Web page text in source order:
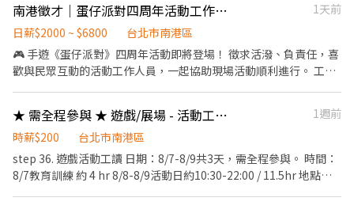
著輕薄、透氣且方便活動的短袖上衣。 • 下身請穿運動長褲或貼身
運動褲。 • 請自備毛巾、替換衣物及舒適球鞋。 應徵資料 • 身高
身照。 • 是否能接受悶熱環境及長時間穿著偶裝。
南港徵才｜蛋仔派對四周年活動工作人員】
1天前
日薪$2000 ~ $6800
台北市南港區
🎮 手遊《蛋仔派對》四周年活動即將登場！ 徵求活潑、負責任，喜
歡與民眾互動的活動工作人員，一起協助現場活動順利進行。 工作
NT$2,000 • 8/15（六）10:30－19:30｜活動執行｜薪資 NT$2,000
• 8/16（日）10:30－19:30｜活動執行、撤場協助｜薪資
NT$2,000 • 完整配合四天者，合計薪資 NT$6,800。 工作內容 •
現場活動支援與秩序維護。 • 闖關遊戲說明及民眾互動。 • 引導
參加者排隊及完成活動。 • 活動道具整理與機動支援。 • 協助進
★ 需全程參與 ★ 遊戲/展場 - 活動工讀 ★
1週前
時薪$200
台北市南港區
step 36. 遊戲活動工讀 日期：8/7-8/9共3天，需全程參與。 時間：
8/7教育訓練 約 4 hr 8/8-8/9活動日約10:30-22:00 / 11.5hr 地點：